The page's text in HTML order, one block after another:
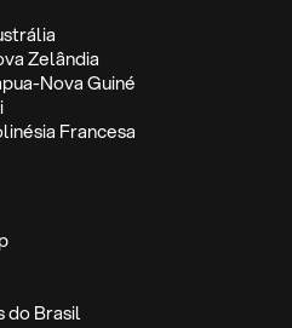
Zelândia
Nova Guiné
Francesa
do Brasil